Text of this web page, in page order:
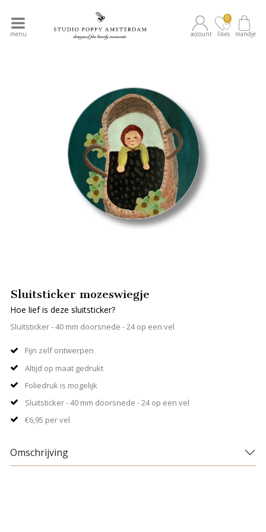
menu account likes
0
mandje
Sluitsticker mozeswiegje
Hoe lief is deze sluitsticker?
Sluitsticker - 40 mm doorsnede - 24 op een vel
Fijn zelf ontwerpen
Altijd op maat gedrukt
Foliedruk is mogelijk
Sluitsticker - 40 mm doorsnede - 24 op een vel
€6,95 per vel
Omschrijving